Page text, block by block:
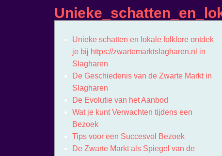
Unieke schatten en lokale folklore ontdek
je bij https://zwartemarktslagharen.nl in
Slagharen
De Geschiedenis van de Zwarte Markt in
Slagharen
De Evolutie van het Aanbod
Wat je kunt Verwachten tijdens een
Bezoek
Tips voor een Succesvol Bezoek
De Zwarte Markt als Spiegel van de